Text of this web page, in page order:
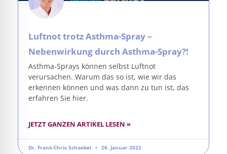
Luftnot trotz Asthma-Spray –
Nebenwirkung durch Asthma-Spray?!
Asthma-Sprays können selbst Luftnot
verursachen. Warum das so ist, wie wir das
erkennen können und was dann zu tun ist, das
erfahren Sie hier.
JETZT GANZEN ARTIKEL LESEN »
Dr. Frank-Chris Schoebel 26. Januar 2022